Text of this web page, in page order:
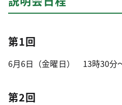
第1回
6月6日（金曜日） 13時30分
第2回